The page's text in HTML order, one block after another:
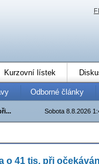
Kurzovní lístek
Odborné články
Sobota 8.8.2026
o 41 tis. při